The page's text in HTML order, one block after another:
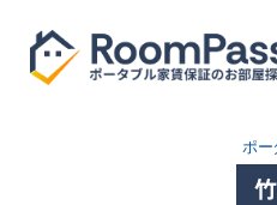
ポー